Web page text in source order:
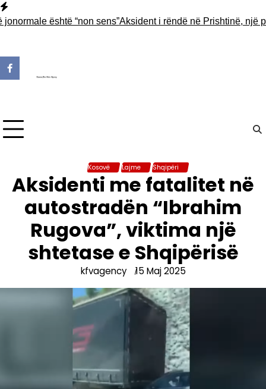
Skip
to
është “non sens”Aksident i rëndë në Prishtinë, një
Kosovë Lajme Shqipëri
Aksidenti me fatalitet në
autostradën “Ibrahim
Rugova”, viktima një
shtetase e Shqipërisë
kfvagency 15 Maj 2025